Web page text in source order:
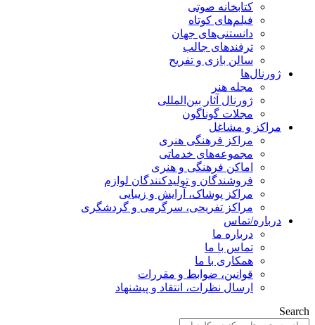
کتابخانه صوتی
فیلم‌های کوتاه
دانستنی‌های جهان
ترفندهای جالب
سالن بازی و تفریح
ژورنال‌ها
مجله هنر
ژورنال آثار بین‌المللی
مجلات گوناگون
مراکز و مشاغل
مراکز فرهنگی هنری
مجموعه‌های خدماتی
اماکن فرهنگی و هنری
فروشندگان و تولیدکنندگان لوازم
مراکز پوشاک، آرایش و زیبایی
مراکز تفریحی، سرگرمی و گردشگری
درباره/تماس
درباره ما
تماس با ما
همکاری با ما
قوانین، ضوابط و مقررات
ارسال نظرات، انتقاد و پیشنهاد
Search